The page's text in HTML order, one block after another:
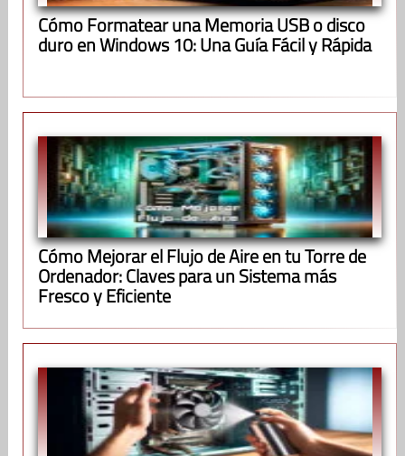
Cómo Formatear una Memoria USB o disco
duro en Windows 10: Una Guía Fácil y Rápida
Cómo Mejorar el Flujo de Aire en tu Torre de
Ordenador: Claves para un Sistema más
Fresco y Eficiente